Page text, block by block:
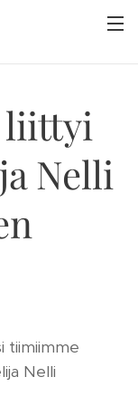
Nelli
tiimiimme
Nelli